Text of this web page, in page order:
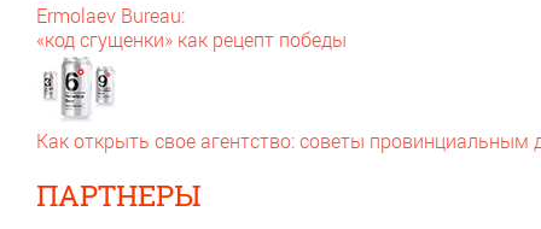
Ermolaev Bureau:
«код сгущенки» как рецепт победы
Как открыть свое агентство: советы провинциальным
ПАРТНЕРЫ